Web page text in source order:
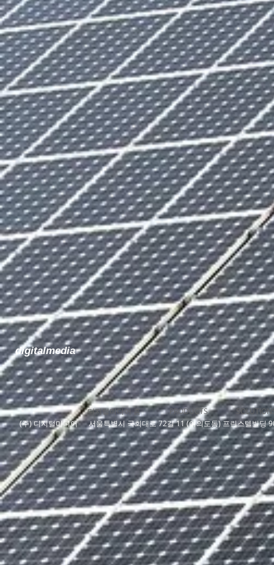
digitalmedia
디지털미디어 홈 PRODUCTS
​(주) 디지털미디어 서울특별시 국회대로 72길 11 (여의도동) 프린스텔